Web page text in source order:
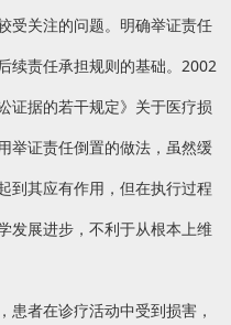
受关注的问题。明确举证责任
续责任承担规则的基础。2002
证据的若干规定》关于医疗损
举证责任倒置的做法，虽然缓
到其应有作用，但在执行过程
发展进步，不利于从根本上维
者在诊疗活动中受到损害，